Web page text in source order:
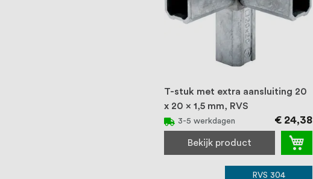
T-stuk met extra aansluiting 20
x 20 x 1,5 mm, RVS
3-5 werkdagen € 24,38
Bekijk product
RVS 304